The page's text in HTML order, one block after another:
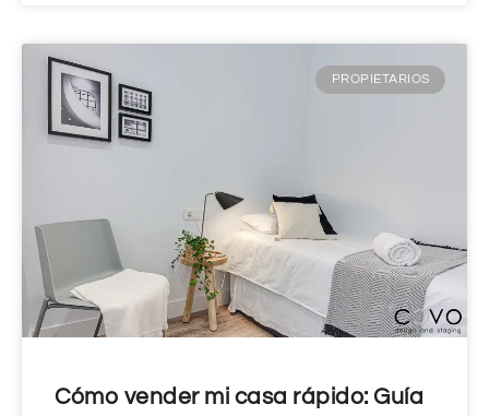
PROPIETARIOS
Cómo vender mi casa rápido: Guía